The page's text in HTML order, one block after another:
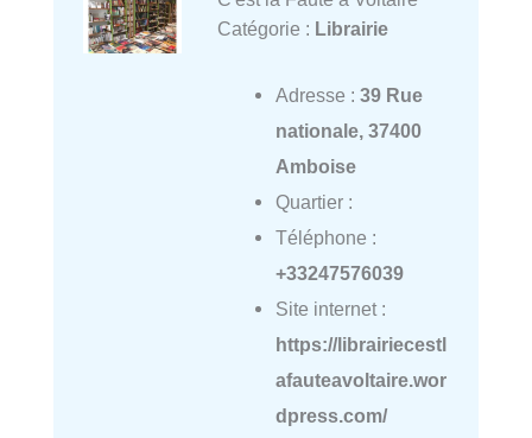
Catégorie : Librairie
Adresse : 39 Rue
nationale, 37400
Amboise
Quartier :
Téléphone :
+33247576039
Site internet :
https://librairiecestl
afauteavoltaire.wor
dpress.com/